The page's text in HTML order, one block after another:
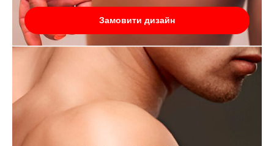
Замовити дизайн